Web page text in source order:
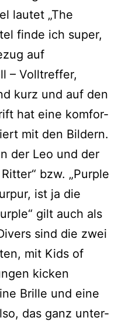
lau­tet „The
fin­de ich super,
auf
– Volltreffer,
kurz und auf den
hat eine kom­for­
mit den Bildern.
der Leo und der
bzw. „Purple
ist ja die
gilt auch als
sind die zwei
mit Kids of
kicken
Brille und eine
das ganz unter­